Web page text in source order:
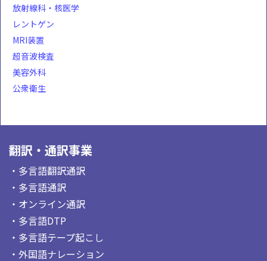
放射線科・核医学
レントゲン
MRI装置
超音波検査
美容外科
公衆衛生